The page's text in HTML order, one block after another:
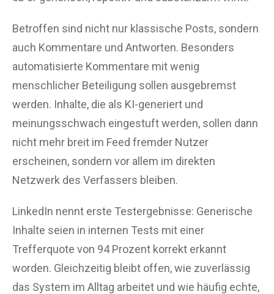
Betroffen sind nicht nur klassische Posts, sondern
auch Kommentare und Antworten. Besonders
automatisierte Kommentare mit wenig
menschlicher Beteiligung sollen ausgebremst
werden. Inhalte, die als KI-generiert und
meinungsschwach eingestuft werden, sollen dann
nicht mehr breit im Feed fremder Nutzer
erscheinen, sondern vor allem im direkten
Netzwerk des Verfassers bleiben.
LinkedIn nennt erste Testergebnisse: Generische
Inhalte seien in internen Tests mit einer
Trefferquote von 94 Prozent korrekt erkannt
worden. Gleichzeitig bleibt offen, wie zuverlässig
das System im Alltag arbeitet und wie häufig echte,